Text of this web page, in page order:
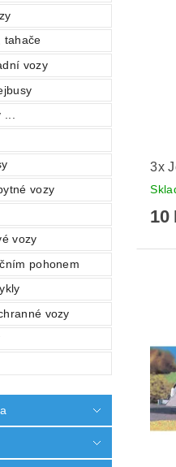
tahače
vozy
vozy
vozy
pohonem
vozy
3x
10